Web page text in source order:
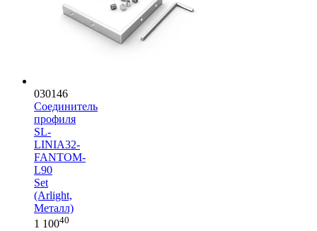
030146
Соединитель
профиля
SL-
LINIA32-
FANTOM-
L90
Set
(Arlight,
Металл)
1 10040